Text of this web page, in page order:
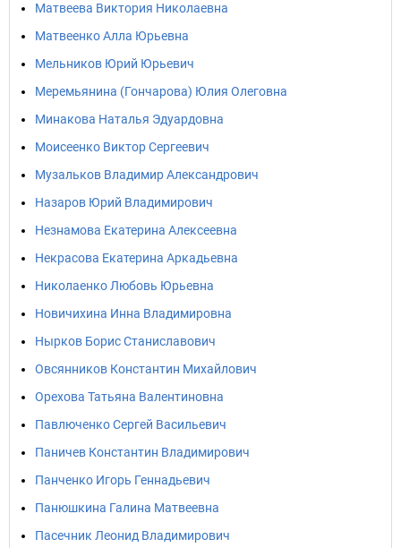
Матвеева Виктория Николаевна
Матвеенко Алла Юрьевна
Мельников Юрий Юрьевич
Меремьянина (Гончарова) Юлия Олеговна
Минакова Наталья Эдуардовна
Моисеенко Виктор Сергеевич
Музальков Владимир Александрович
Назаров Юрий Владимирович
Незнамова Екатерина Алексеевна
Некрасова Екатерина Аркадьевна
Николаенко Любовь Юрьевна
Новичихина Инна Владимировна
Нырков Борис Станиславович
Овсянников Константин Михайлович
Орехова Татьяна Валентиновна
Павлюченко Сергей Васильевич
Паничев Константин Владимирович
Панченко Игорь Геннадьевич
Панюшкина Галина Матвеевна
Пасечник Леонид Владимирович